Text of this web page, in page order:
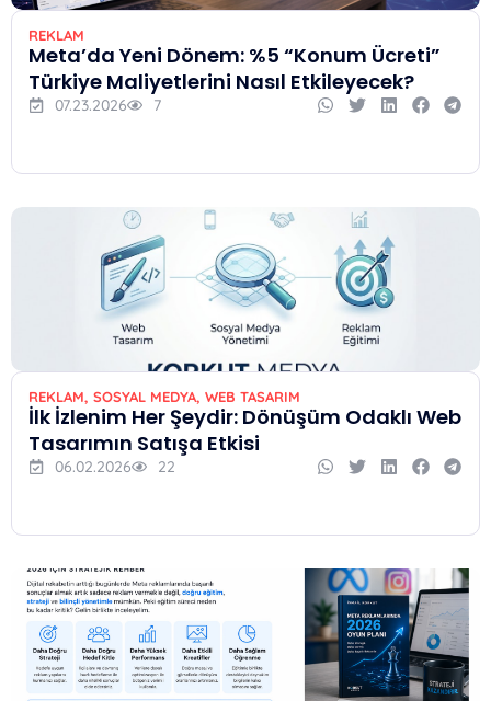
REKLAM
Meta’da Yeni Dönem: %5 “Konum Ücreti”
Türkiye Maliyetlerini Nasıl Etkileyecek?
07.23.2026 7
REKLAM, SOSYAL MEDYA, WEB TASARIM
İlk İzlenim Her Şeydir: Dönüşüm Odaklı Web
Tasarımın Satışa Etkisi
06.02.2026 22